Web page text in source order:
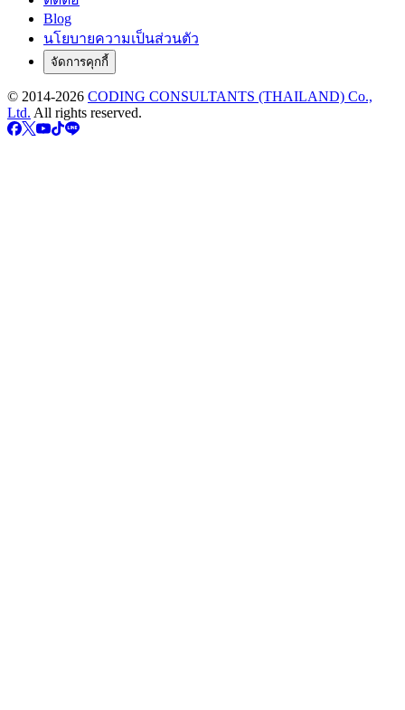
Blog
นโยบายความเป็นส่วนตัว
จัดการคุกกี้
© 2014-2026 CODING CONSULTANTS (THAILAND) Co.,
Ltd. All rights reserved.